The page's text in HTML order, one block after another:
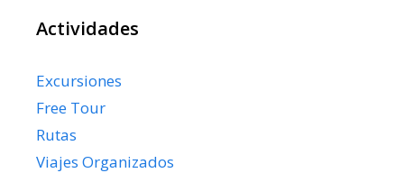
Actividades
Excursiones
Free Tour
Rutas
Viajes Organizados